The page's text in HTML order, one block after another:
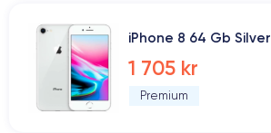
iPhone 8 64 Gb Silver
1 705 kr
Premium